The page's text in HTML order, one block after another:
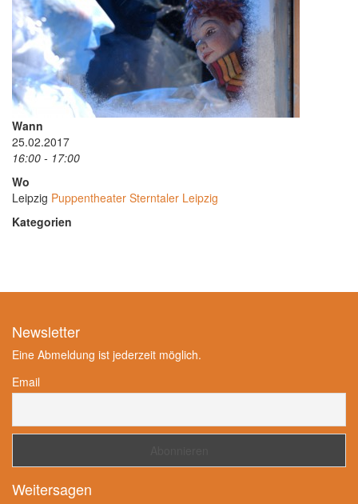
Wann
25.02.2017
16:00 - 17:00
Wo
Leipzig Puppentheater Sterntaler Leipzig
Kategorien
Newsletter
Eine Abmeldung ist jederzeit möglich.
Email
Weitersagen